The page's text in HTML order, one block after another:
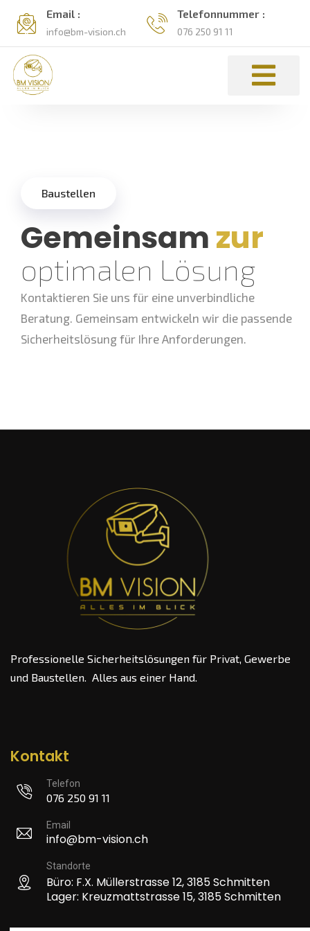
Email :
info@bm-vision.ch
Telefonnummer :
076 250 91 11
Baustellen
Gemeinsam zur
optimalen Lösung
Kontaktieren Sie uns für eine unverbindliche
Beratung. Gemeinsam entwickeln wir die passende
Sicherheitslösung für Ihre Anforderungen.
Professionelle Sicherheitslösungen für Privat, Gewerbe
und Baustellen. Alles aus einer Hand.
Kontakt
Telefon
076 250 91 11
Email
info@bm-vision.ch
Standorte
Büro: F.X. Müllerstrasse 12, 3185 Schmitten
Lager: Kreuzmattstrasse 15, 3185 Schmitten